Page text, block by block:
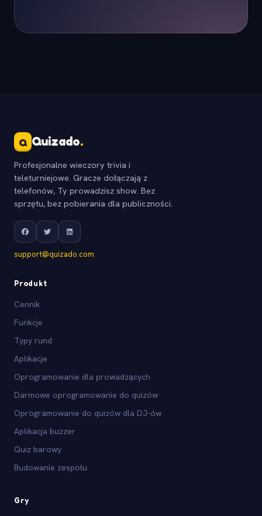
Q Quizado.
Profesjonalne wieczory trivia i
teleturniejowe. Gracze dołączają z
telefonów, Ty prowadzisz show. Bez
sprzętu, bez pobierania dla publiczności.
support@quizado.com
Produkt
Cennik
Funkcje
Typy rund
Aplikacje
Oprogramowanie dla prowadzących
Darmowe oprogramowanie do quizów
Oprogramowanie do quizów dla DJ-ów
Aplikacja buzzer
Quiz barowy
Budowanie zespołu
Gry